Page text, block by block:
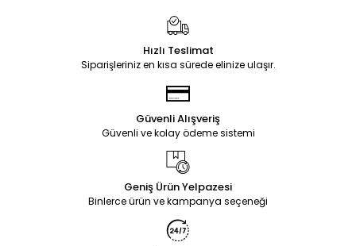
Hızlı Teslimat
Siparişleriniz en kısa sürede elinize ulaşır.
Güvenli Alışveriş
Güvenli ve kolay ödeme sistemi
Geniş Ürün Yelpazesi
Binlerce ürün ve kampanya seçeneği